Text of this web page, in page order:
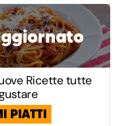
Ricette tutte
PIATTI